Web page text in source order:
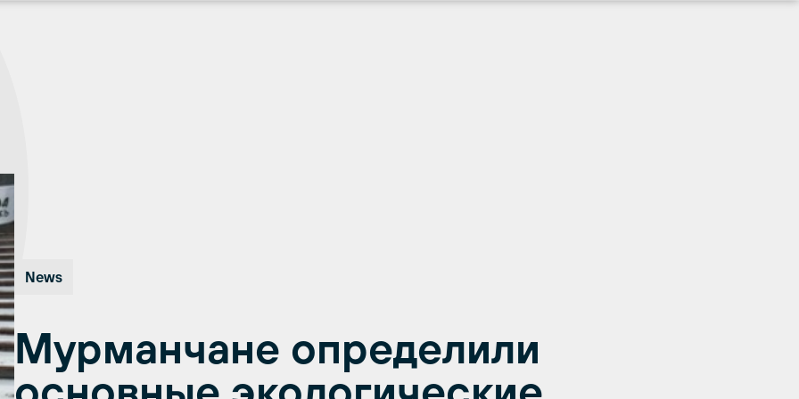
News
Мурманчане определили